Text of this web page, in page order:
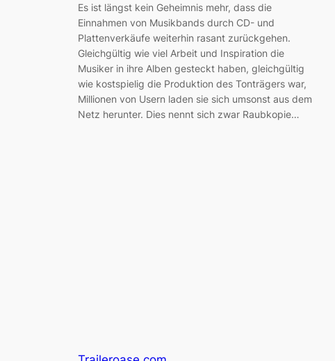
Es ist längst kein Geheimnis mehr, dass die
Einnahmen von Musikbands durch CD- und
Plattenverkäufe weiterhin rasant zurückgehen.
Gleichgültig wie viel Arbeit und Inspiration die
Musiker in ihre Alben gesteckt haben, gleichgültig
wie kostspielig die Produktion des Tonträgers war,
Millionen von Usern laden sie sich umsonst aus dem
Netz herunter. Dies nennt sich zwar Raubkopie…